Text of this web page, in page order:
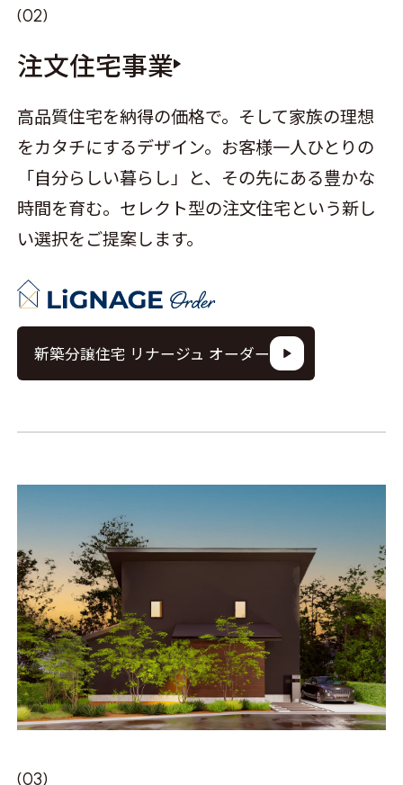
注文住宅事業
高品質住宅を納得の価格で。そして家族の理想
をカタチにするデザイン。お客様一人ひとりの
「自分らしい暮らし」と、その先にある豊かな
時間を育む。セレクト型の注文住宅という新し
い選択をご提案します。
新築分譲住宅 リナージュ オーダー